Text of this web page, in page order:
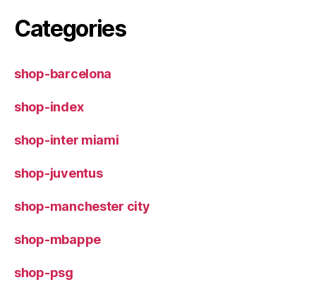
Categories
shop-barcelona
shop-index
shop-inter miami
shop-juventus
shop-manchester city
shop-mbappe
shop-psg